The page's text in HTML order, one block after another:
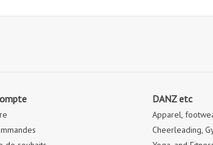
DANZ etc
Apparel,
Cheerleading,